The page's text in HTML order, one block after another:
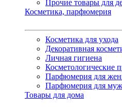
Прочие товары для
Косметика, парфюмерия
Косметика для ухода
Декоративная
Личная гигиена
Косметологические
Парфюмерия для
Парфюмерия для
Товары для дома